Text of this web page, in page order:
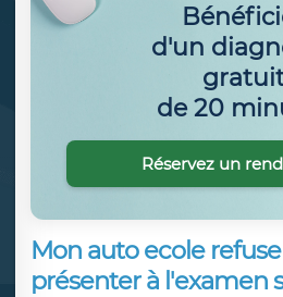
Mon auto ecole
présenter à l'examen
d'un
de 20
Réservez un